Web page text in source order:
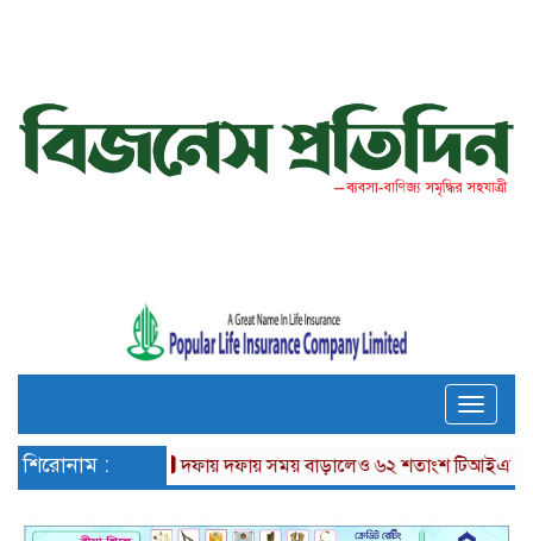
Toggle
শিরোনাম : দফায় দফায় সময় বাড়ালেও ৬২ শতাংশ টিআইএনধারী